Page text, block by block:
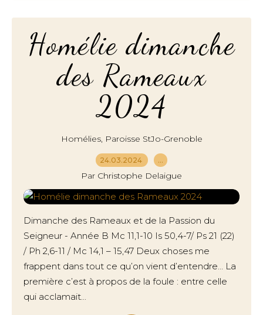
Homélie dimanche
des Rameaux
2024
Homélies, Paroisse StJo-Grenoble
24.03.2024 …
Par Christophe Delaigue
Dimanche des Rameaux et de la Passion du
Seigneur - Année B Mc 11,1-10 Is 50,4-7/ Ps 21 (22)
/ Ph 2,6-11 / Mc 14,1 – 15,47 Deux choses me
frappent dans tout ce qu’on vient d’entendre… La
première c’est à propos de la foule : entre celle
qui acclamait...